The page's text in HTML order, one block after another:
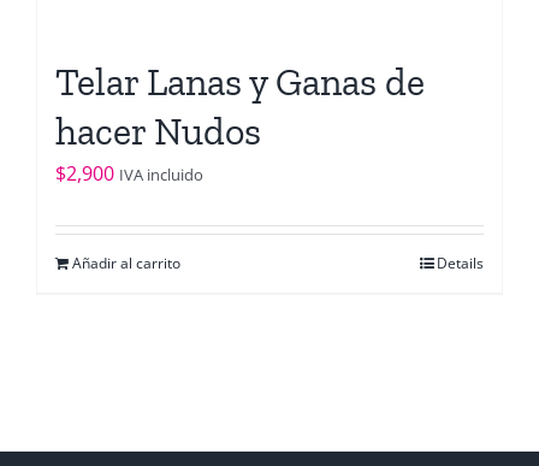
Telar Lanas y Ganas de
hacer Nudos
$2,900 IVA incluido
Añadir al carrito Details